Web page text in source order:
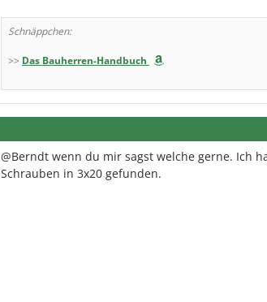
Schnäppchen:
>> Das Bauherren-Handbuch
@Berndt wenn du mir sagst welche gerne. Ich
Schrauben in 3x20 gefunden.